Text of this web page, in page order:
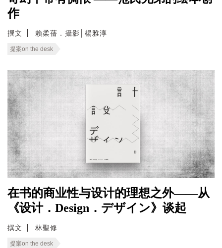
作
撰文 賴柔蒨．攝影│楊雅淳
提案on the desk
在书的商业性与设计的理想之外——从
《设计．Design．デザイン》谈起
撰文 林聖修
提案on the desk